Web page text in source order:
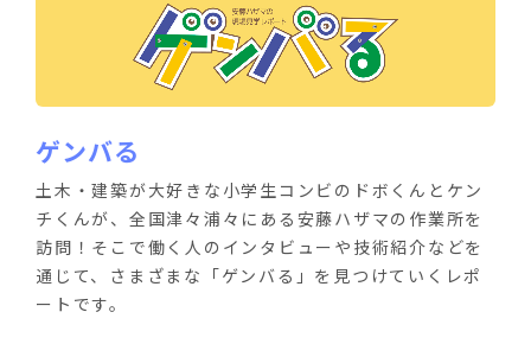
ゲンバる
土木・建築が大好きな小学生コンビのドボくんとケン
チくんが、全国津々浦々にある安藤ハザマの作業所を
訪問！そこで働く人のインタビューや技術紹介などを
通じて、さまざまな「ゲンバる」を見つけていくレポ
ートです。